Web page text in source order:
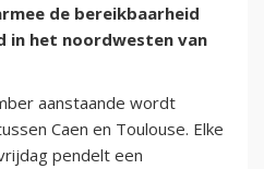
de bereikbaarheid
in het noordwesten van
aanstaande wordt
Caen en Toulouse. Elke
pendelt een